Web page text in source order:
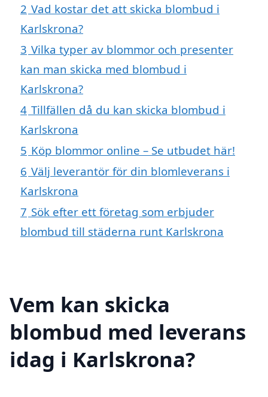
2 Vad kostar det att skicka blombud i
Karlskrona?
3 Vilka typer av blommor och presenter
kan man skicka med blombud i
Karlskrona?
4 Tillfällen då du kan skicka blombud i
Karlskrona
5 Köp blommor online – Se utbudet här!
6 Välj leverantör för din blomleverans i
Karlskrona
7 Sök efter ett företag som erbjuder
blombud till städerna runt Karlskrona
Vem kan skicka
blombud med leverans
idag i Karlskrona?